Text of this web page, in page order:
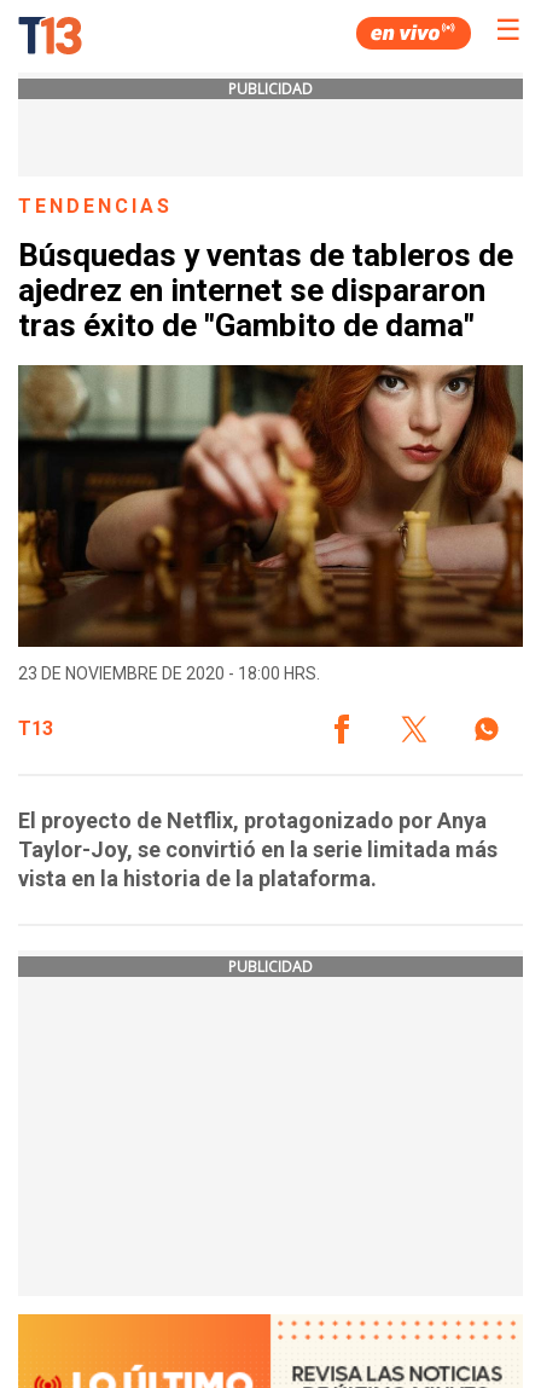
☰
PUBLICIDAD
TENDENCIAS
Búsquedas y ventas de tableros de
ajedrez en internet se dispararon
tras éxito de "Gambito de dama"
23 DE NOVIEMBRE DE 2020 - 18:00 HRS.
T13
El proyecto de Netflix, protagonizado por Anya
Taylor-Joy, se convirtió en la serie limitada más
vista en la historia de la plataforma.
PUBLICIDAD